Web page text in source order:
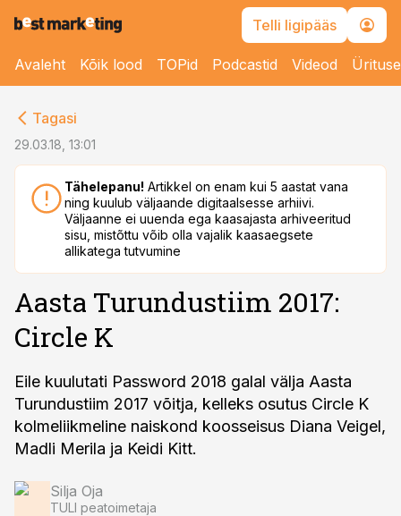
Telli ligipääs
Avaleht Kõik lood TOPid Podcastid Videod
Tagasi
29.03.18, 13:01
Tähelepanu! Artikkel on enam kui 5 aastat vana
ning kuulub väljaande digitaalsesse arhiivi.
Väljaanne ei uuenda ega kaasajasta arhiveeritud
sisu, mistõttu võib olla vajalik kaasaegsete
allikatega tutvumine
Aasta Turundustiim 2017:
Circle K
Eile kuulutati Password 2018 galal välja Aasta
Turundustiim 2017 võitja, kelleks osutus Circle K
kolmeliikmeline naiskond koosseisus Diana Veigel,
Madli Merila ja Keidi Kitt.
Silja Oja
TULI peatoimetaja